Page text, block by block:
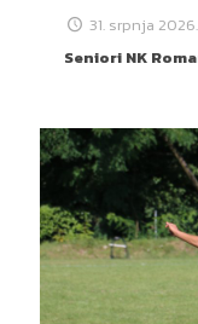
31. srpnja 2026.
Seniori NK